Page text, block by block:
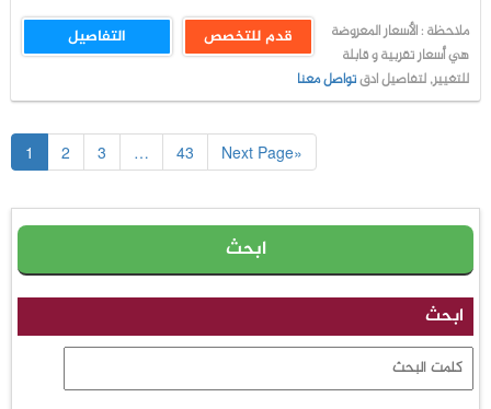
التفاصيل قدم للتخصص
ملاحظة : الأسعار المعروضة
هي أسعار تقربية و قابلة
للتغيير, لتفاصيل ادقتواصل معنا
1 2 3 … 43 Next Page»
ابحث